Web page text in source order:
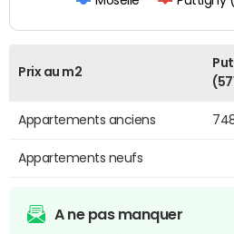
Prix au m2
Appartements anciens
Appartements neufs
A ne pas manquer